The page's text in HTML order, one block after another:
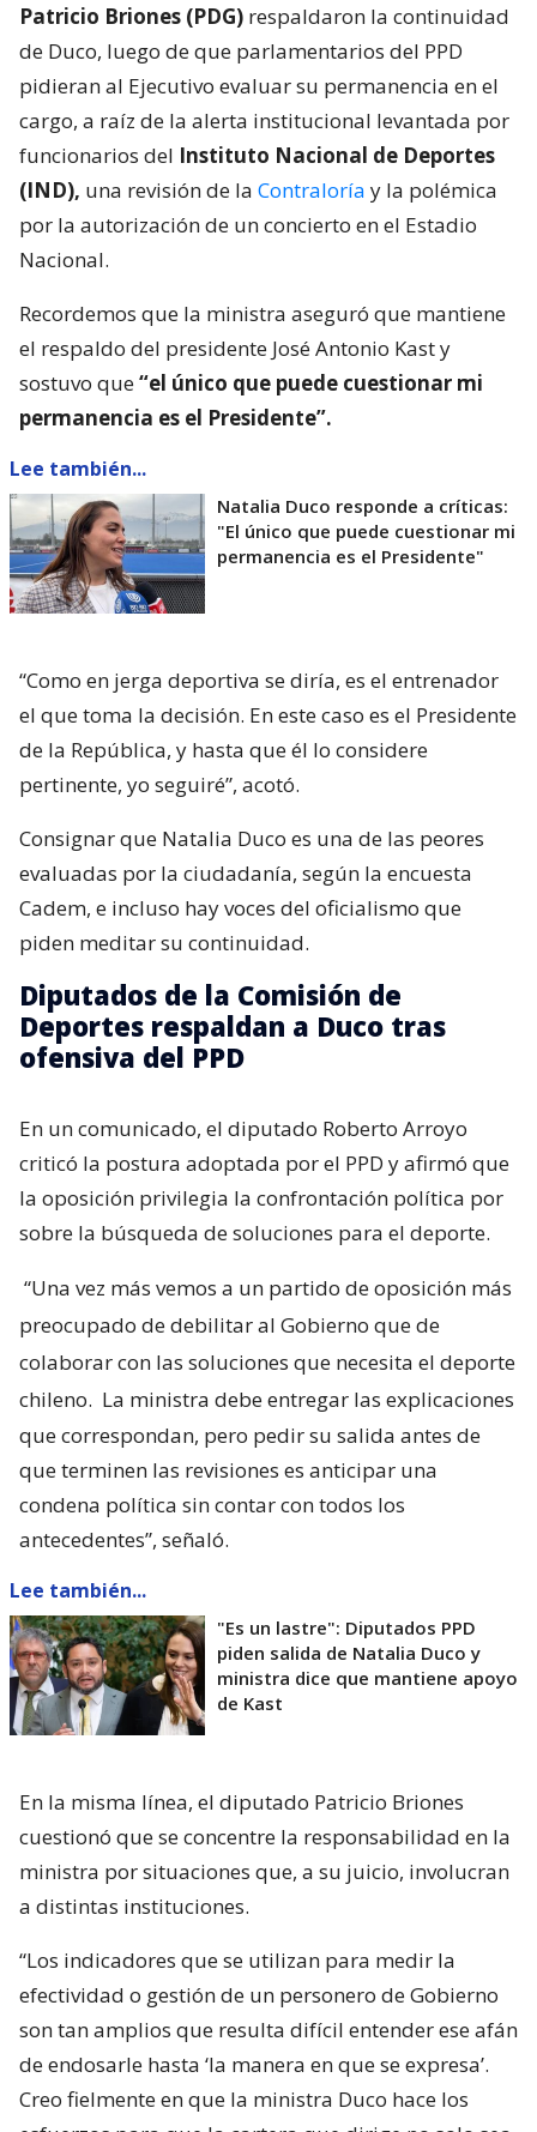
Patricio Briones (PDG) respaldaron la continuidad
de Duco, luego de que parlamentarios del PPD
pidieran al Ejecutivo evaluar su permanencia en el
cargo, a raíz de la alerta institucional levantada por
funcionarios del Instituto Nacional de Deportes
(IND), una revisión de la Contraloría y la polémica
por la autorización de un concierto en el Estadio
Nacional.
Recordemos que la ministra aseguró que mantiene
el respaldo del presidente José Antonio Kast y
sostuvo que“el único que puede cuestionar mi
permanencia es el Presidente”.
Lee también...
Natalia Duco responde a críticas:
"El único que puede cuestionar mi
permanencia es el Presidente"
“Como en jerga deportiva se diría, es el entrenador
el que toma la decisión. En este caso es el Presidente
de la República, y hasta que él lo considere
pertinente, yo seguiré”, acotó.
Consignar que Natalia Duco es una de las peores
evaluadas por la ciudadanía, según la encuesta
Cadem, e incluso hay voces del oficialismo que
piden meditar su continuidad.
Diputados de la Comisión de
Deportes respaldan a Duco tras
ofensiva del PPD
En un comunicado, el diputado Roberto Arroyo
criticó la postura adoptada por el PPD y afirmó que
la oposición privilegia la confrontación política por
sobre la búsqueda de soluciones para el deporte.
“Una vez más vemos a un partido de oposición más
preocupado de debilitar al Gobierno que de
colaborar con las soluciones que necesita el deporte
chileno. La ministra debe entregar las explicaciones
que correspondan, pero pedir su salida antes de
que terminen las revisiones es anticipar una
condena política sin contar con todos los
antecedentes”, señaló.
Lee también...
"Es un lastre": Diputados PPD
piden salida de Natalia Duco y
ministra dice que mantiene apoyo
de Kast
En la misma línea, el diputado Patricio Briones
cuestionó que se concentre la responsabilidad en la
ministra por situaciones que, a su juicio, involucran
a distintas instituciones.
“Los indicadores que se utilizan para medir la
efectividad o gestión de un personero de Gobierno
son tan amplios que resulta difícil entender ese afán
de endosarle hasta ‘la manera en que se expresa’.
Creo fielmente en que la ministra Duco hace los